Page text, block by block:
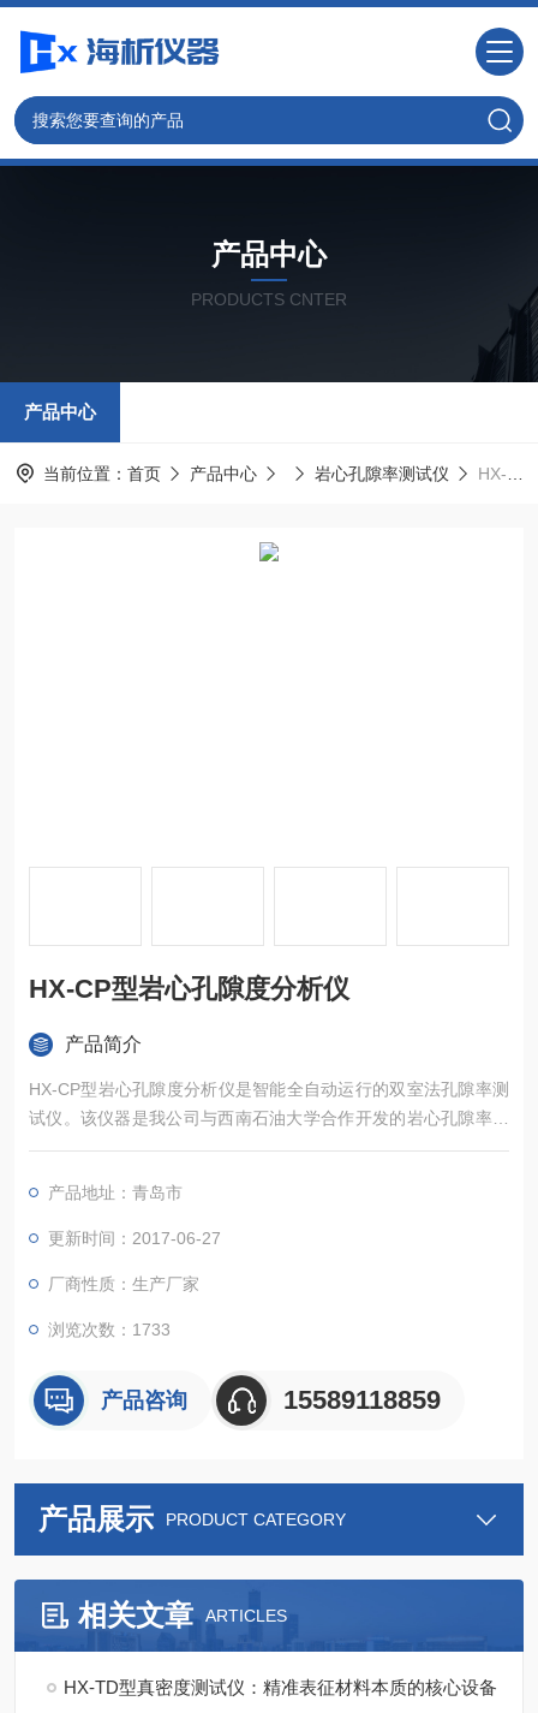
产品中心
PRODUCTS CNTER
产品中心
当前位置： 首页 产品中心 岩心孔隙率测试仪 HX-CP型岩心孔隙度分析仪
HX-CP型岩心孔隙度分析仪
产品简介
​HX-CP型岩心孔隙度分析仪是智能全自动运行的双室法孔隙率测
试仪。该仪器是我公司与西南石油大学合作开发的岩心孔隙率测
试仪，主要应用于研究机构、企业对页岩气的开发研究。
产品地址：青岛市
更新时间：2017-06-27
厂商性质：生产厂家
浏览次数：1733
产品咨询 15589118859
产品展示 PRODUCT CATEGORY
相关文章 ARTICLES
HX-TD型真密度测试仪：精准表征材料本质的核心设备